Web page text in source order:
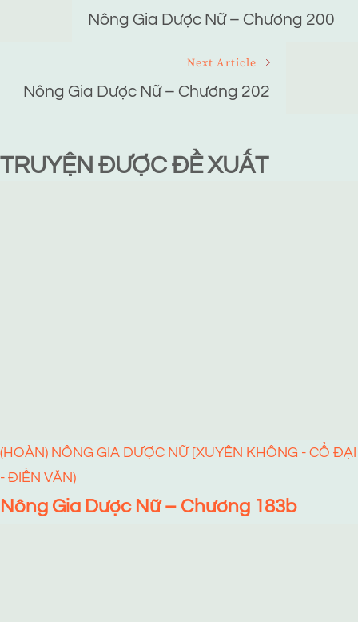
NavigationNông Gia Dược Nữ – Chương 200
Next Article
Nông Gia Dược Nữ – Chương 202
TRUYỆN ĐƯỢC ĐỀ XUẤT
(HOÀN) NÔNG GIA DƯỢC NỮ [XUYÊN KHÔNG - CỔ ĐẠI
- ĐIỀN VĂN)
Nông Gia Dược Nữ – Chương 183b